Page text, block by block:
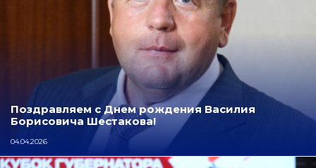
Поздравляем с Днем рождения Василия
Борисовича Шестакова!
04.04.2026